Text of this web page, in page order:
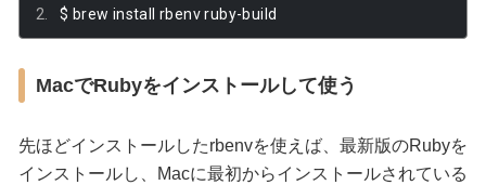
$ brew install rbenv ruby-build
MacでRubyをインストールして使う
先ほどインストールしたrbenvを使えば、最新版のRubyを
インストールし、Macに最初からインストールされている